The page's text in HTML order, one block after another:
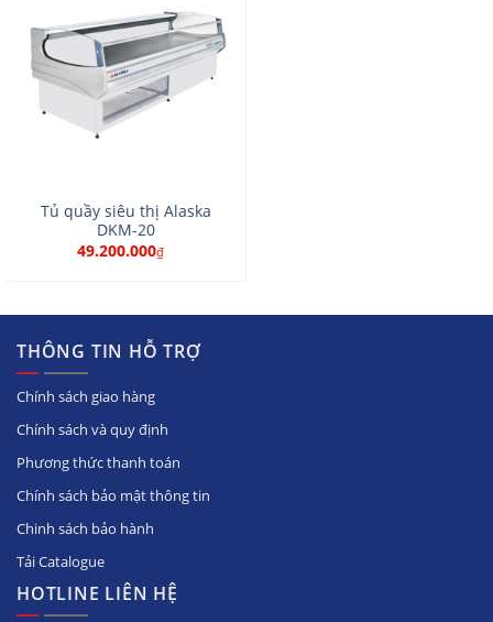
Tủ quầy siêu thị Alaska
DKM-20
49.200.000₫
THÔNG TIN HỖ TRỢ
Chính sách giao hàng
Chính sách và quy định
Phương thức thanh toán
Chính sách bảo mật thông tin
Chinh sách bảo hành
Tải Catalogue
HOTLINE LIÊN HỆ